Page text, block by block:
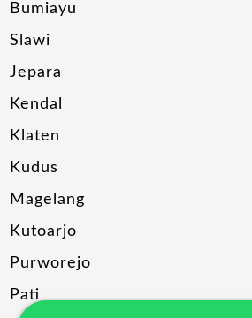
Bumiayu
Slawi
Jepara
Kendal
Klaten
Kudus
Magelang
Kutoarjo
Purworejo
Pati